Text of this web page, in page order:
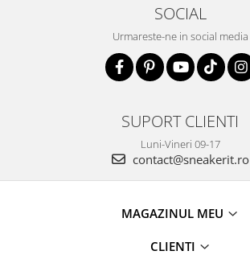
SOCIAL
Urmareste-ne in social media
SUPORT CLIENTI
Luni-Vineri 09-17
contact@sneakerit.ro
MAGAZINUL MEU
CLIENTI